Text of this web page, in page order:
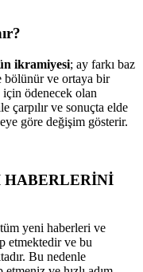
ikramiyesi; ay farkı baz
bölünür ve ortaya bir
için ödenecek olan
çarpılır ve sonuçta elde
göre değişim gösterir.
HABERLERİNİ
yeni haberleri ve
etmektedir ve bu
Bu nedenle